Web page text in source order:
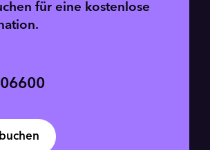
für eine kostenlose